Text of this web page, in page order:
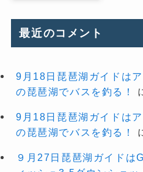
最近のコメント
9月18日琵琶湖ガイドは
の琵琶湖でバスを釣る！
9月18日琵琶湖ガイドは
の琵琶湖でバスを釣る！
９月27日琵琶湖ガイドは